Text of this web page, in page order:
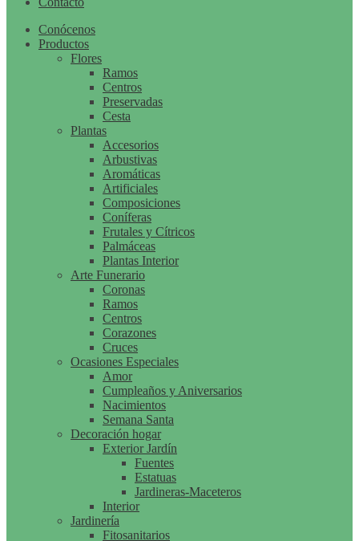
Conócenos
Productos
Flores
Ramos
Centros
Preservadas
Cesta
Plantas
Accesorios
Arbustivas
Aromáticas
Artificiales
Composiciones
Coníferas
Frutales y Cítricos
Palmáceas
Plantas Interior
Arte Funerario
Coronas
Ramos
Centros
Corazones
Cruces
Ocasiones Especiales
Amor
Cumpleaños y Aniversarios
Nacimientos
Semana Santa
Decoración hogar
Exterior Jardín
Fuentes
Estatuas
Jardineras-Maceteros
Interior
Jardinería
Fitosanitarios